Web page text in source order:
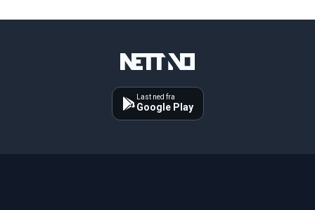
Last ned fra
Google Play